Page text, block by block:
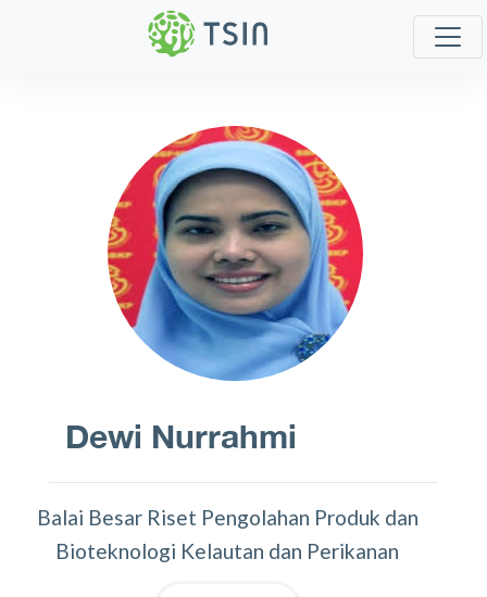
Dewi Nurrahmi
Balai Besar Riset Pengolahan Produk dan
Bioteknologi Kelautan dan Perikanan